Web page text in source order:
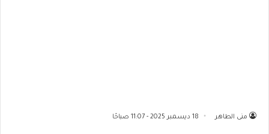
منى الطاهر 18 ديسمبر 2025 - 11:07 صباحًا